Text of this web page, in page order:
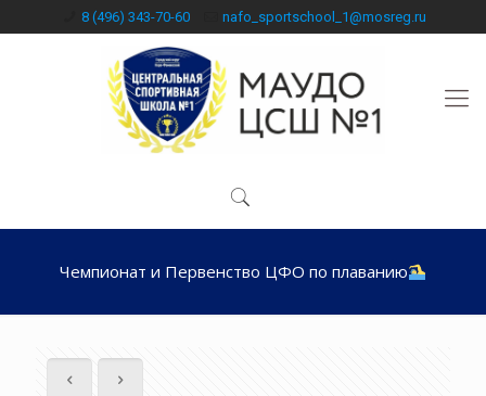
8 (496) 343-70-60 nafo_sportschool_1@mosreg.ru
Чемпионат и Первенство ЦФО по плаванию